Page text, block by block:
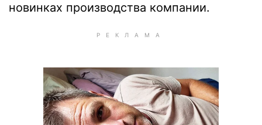
новинках производства компании.